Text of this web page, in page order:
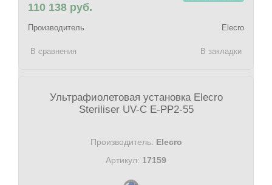
110 138 руб.
Производитель Elecro
В сравнения В закладки
Ультрафиолетовая установка Elecro
Steriliser UV-C E-PP2-55
Производитель: Elecro
Артикул: 17159